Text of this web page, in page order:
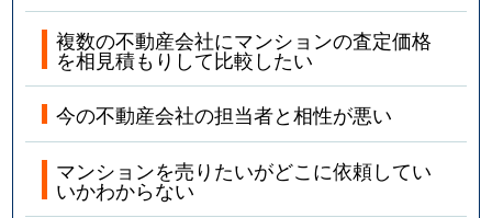
複数の不動産会社にマンションの査定価格
を相見積もりして比較したい
今の不動産会社の担当者と相性が悪い
マンションを売りたいがどこに依頼してい
いかわからない